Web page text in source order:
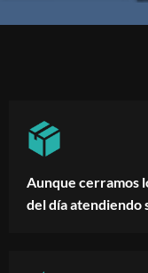
Aunque cerramos
del día atendiendo